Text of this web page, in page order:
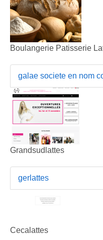
Boulangerie Patisserie
galae societe en nom
Grandsudlattes
gerlattes
Cecalattes